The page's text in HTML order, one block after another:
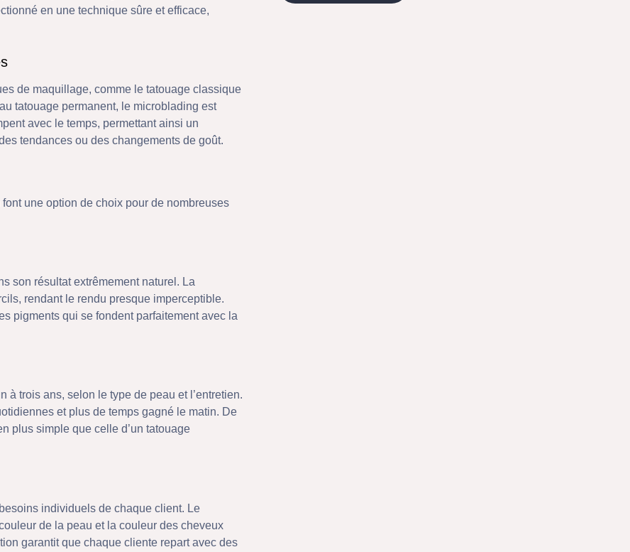
en une technique sûre et efficace,
de maquillage, comme le tatouage classique
tatouage permanent, le microblading est
avec le temps, permettant ainsi un
tendances ou des changements de goût.
une option de choix pour de nombreuses
son résultat extrêmement naturel. La
rendant le rendu presque imperceptible.
pigments qui se fondent parfaitement avec la
à trois ans, selon le type de peau et l’entretien.
et plus de temps gagné le matin. De
plus simple que celle d’un tatouage
individuels de chaque client. Le
de la peau et la couleur des cheveux
garantit que chaque cliente repart avec des